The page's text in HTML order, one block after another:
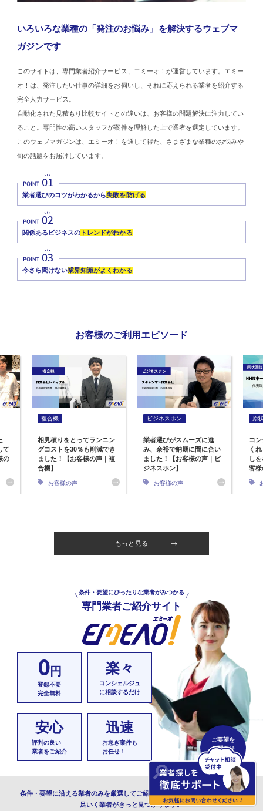
いろいろな業種の「発注のお悩み」を解決するウェブマ
ガジンです
このサイトは、専門業者紹介サービス、エミーオ！が運営しています。エミー
オ！は、発注したい仕事の詳細をお伺いし、それに応えられる業者を紹介する
完全人力サービス。
自動化された見積もり比較サイトとの違いは、お客様の問題解決に注力してい
ること。専門性の高いスタッフが案件を理解した上で業者を選定しています。
このウェブマガジンは、エミーオ！を通して得た、さまざまな業種のお悩みや
旬の話題をお届けしています。
業者選びのコツがわかるから失敗を防げる
関係あるビジネスの トレンドがわかる
今さら聞けない業界知識がよくわかる
お客様のご利用エピソード
て
の
複合機
相見積りをとってランニン
グコストを30％も削減でき
ました！【お客様の声｜複
合機】
お客様の声
ビジネスホン
業者選びがスムーズに進
み、余裕で納期に間に合い
ました！【お客様の声｜ビ
ジネスホン】
お客様の声
原
コ
く
し
客
もっと見る
条件・要望にぴったりな業者がみつかる
専門業者ご紹介サイト
0円
登録不要
完全無料
楽々
コンシェルジュ
に相談するだけ
安心
評判の良い
業者をご紹介
迅速
お急ぎ案件も
お任せ！
ご要望を
お聞かせ
ください
条件・要望に沿える業者のみを厳選してご紹介します。簡単5分のご相談で満
足いく業者がきっと見つかります。